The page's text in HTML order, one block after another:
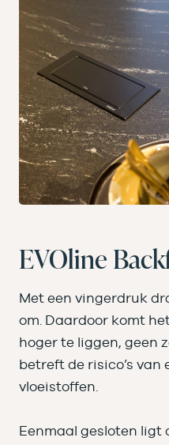
EVOline
Met een vingerdruk
om. Daardoor komt
hoger te liggen, geen
betreft de risico’s
vloeistoffen.
Eenmaal gesloten ligt